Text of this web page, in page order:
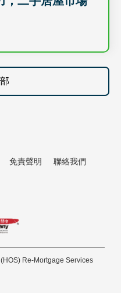
免責聲明
聯絡我們
Re-Mortgage Services